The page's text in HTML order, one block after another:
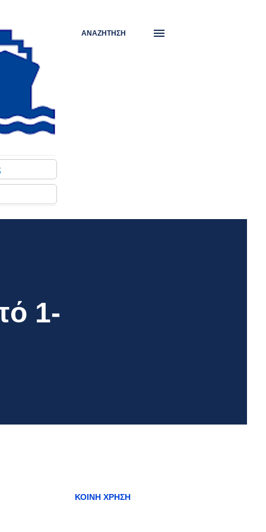
ΑΝΑΖΉΤΗΣΗ
1-
ΚΟΙΝΉ ΧΡΉΣΗ